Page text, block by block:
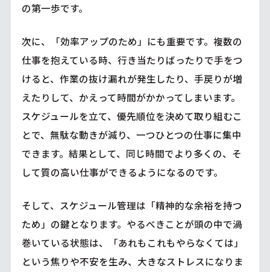
の第一歩です。
次に、「効率アップのため」にも重要です。複数の
仕事を抱えている時、行き当たりばったりで手をつ
けると、作業の抜け漏れが発生したり、手戻りが増
えたりして、かえって時間がかかってしまいます。
スケジュールを立て、優先順位を決めて取り組むこ
とで、無駄な動きが減り、一つひとつの仕事に集中
できます。結果として、同じ時間でより多くの、そ
して質の高い仕事ができるようになるのです。
そして、スケジュール管理は「精神的な余裕を持つ
ため」の鍵となります。やるべきことが頭の中で渦
巻いている状態は、「あれもこれもやらなくては」
という焦りや不安を生み、大きなストレスになりま